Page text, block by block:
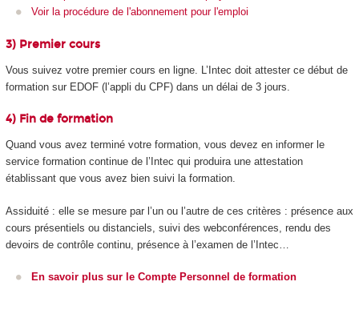
Voir la procédure de l'abonnement pour l'emploi
3) Premier cours
Vous suivez votre premier cours en ligne. L’Intec doit attester ce début de
formation sur EDOF (l’appli du CPF) dans un délai de 3 jours.
4) Fin de formation
Quand vous avez terminé votre formation, vous devez en informer le
service formation continue de l’Intec qui produira une attestation
établissant que vous avez bien suivi la formation.
Assiduité : elle se mesure par l’un ou l’autre de ces critères : présence aux
cours présentiels ou distanciels, suivi des webconférences, rendu des
devoirs de contrôle continu, présence à l’examen de l’Intec…
En savoir plus sur le Compte Personnel de formation